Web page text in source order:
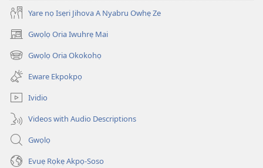
Yare nọ Isẹri Jihova A Nyabru Owhẹ Ze
Gwọlọ Oria Iwuhrẹ Mai
(opens
new
window)
Gwọlọ Oria Okokohọ
(opens
new
window)
Eware Ekpokpọ
Ividio
Videos with Audio Descriptions
Gwọlọ
Evuẹ Rọkẹ Akpọ-Soso